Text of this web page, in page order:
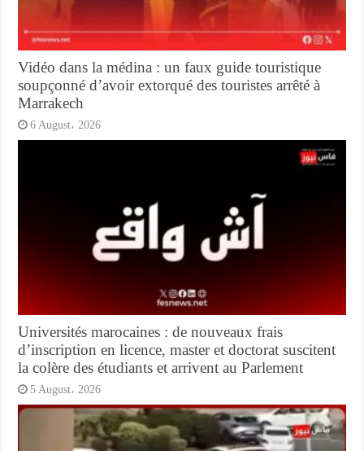
Vidéo dans la médina : un faux guide touristique
soupçonné d’avoir extorqué des touristes arrêté à
Marrakech
6 August، 2026
Universités marocaines : de nouveaux frais
d’inscription en licence, master et doctorat suscitent
la colère des étudiants et arrivent au Parlement
5 August، 2026